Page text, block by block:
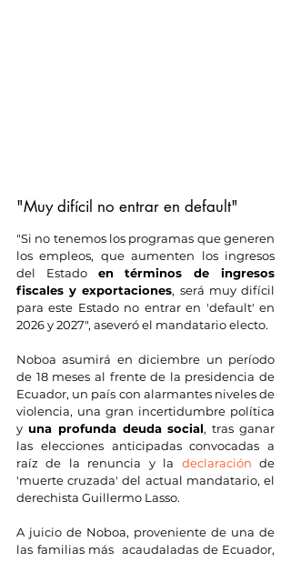
"Muy difícil no entrar en default"
"Si no tenemos los programas que generen
los empleos, que aumenten los ingresos
del Estado en términos de ingresos
fiscales y exportaciones, será muy difícil
para este Estado no entrar en 'default' en
2026 y 2027", aseveró el mandatario electo.
Noboa asumirá en diciembre un período
de 18 meses al frente de la presidencia de
Ecuador, un país con alarmantes niveles de
violencia, una gran incertidumbre política
y una profunda deuda social, tras ganar
las elecciones anticipadas convocadas a
raíz de la renuncia y la declaración de
'muerte cruzada' del actual mandatario, el
derechista Guillermo Lasso.
A juicio de Noboa, proveniente de una de
las familias más  acaudaladas de Ecuador,